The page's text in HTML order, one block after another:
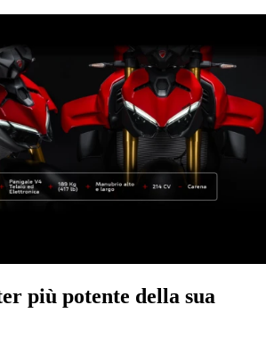
più potente della sua